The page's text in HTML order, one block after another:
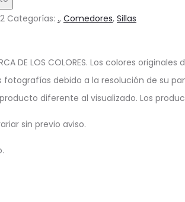
Categorías: ., Comedores, Sillas
DE LOS COLORES. Los colores
fotografías debido a la resolución de su
diferente al visualizado. Los
sin previo aviso.